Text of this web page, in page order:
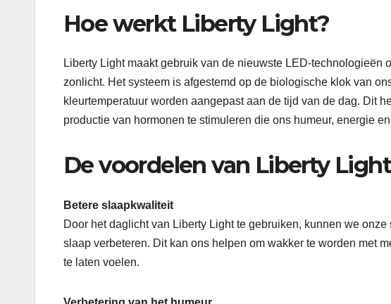
Hoe werkt Liberty Light?
Liberty Light maakt gebruik van de nieuwste LED-technologieën
zonlicht. Het systeem is afgestemd op de biologische klok van
kleurtemperatuur worden aangepast aan de tijd van de dag. Dit
productie van hormonen te stimuleren die ons humeur, energie
De voordelen van Liberty Light
Betere slaapkwaliteit
Door het daglicht van Liberty Light te gebruiken, kunnen we
slaap verbeteren. Dit kan ons helpen om wakker te worden met
te laten voelen.